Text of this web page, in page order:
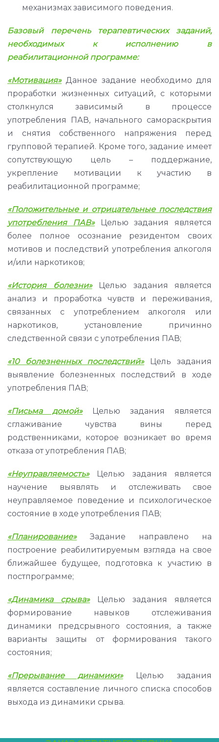
механизмах зависимого поведения.
Базовый перечень терапевтических заданий,
необходимых к исполнению в
реабилитационной программе:
«Мотивация»Данное задание необходимо для
проработки жизненных ситуаций, с которыми
столкнулся зависимый в процессе
употребления ПАВ, начального самораскрытия
и снятия собственного напряжения перед
групповой терапией. Кроме того, задание имеет
сопутствующую цель – поддержание,
укрепление мотивации к участию в
реабилитационной программе;
«Положительные и отрицательные последствия
употребления ПАВ»Целью задания является
более полное осознание резидентом своих
мотивов и последствий употребления алкоголя
и/или наркотиков;
«История болезни»Целью задания является
анализ и проработка чувств и переживания,
связанных с употреблением алкоголя или
наркотиков, установление причинно
следственной связи с употребления ПАВ;
«10 болезненных последствий»Цель задания
выявление болезненных последствий в ходе
употребления ПАВ;
«Письма домой»Целью задания является
сглаживание чувства вины перед
родственниками, которое возникает во время
отказа от употребления ПАВ;
«Неуправляемость»Целью задания является
научение выявлять и отслеживать свое
неуправляемое поведение и психологическое
состояние в ходе употребления ПАВ;
«Планирование»Задание направлено на
построение реабилитируемым взгляда на свое
ближайшее будущее, подготовка к участию в
постпрограмме;
«Динамика срыва»Целью задания является
формирование навыков отслеживания
динамики предсрывного состояния, а также
варианты защиты от формирования такого
состояния;
«Прерывание динамики»Целью задания
является составление личного списка способов
выхода из динамики срыва.